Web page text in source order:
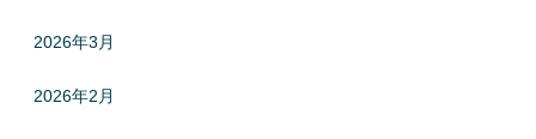
2026年3月
2026年2月